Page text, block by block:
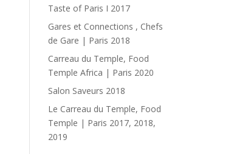
Taste of Paris I 2017
Gares et Connections , Chefs
de Gare | Paris 2018
Carreau du Temple, Food
Temple Africa | Paris 2020
Salon Saveurs 2018
Le Carreau du Temple, Food
Temple | Paris 2017, 2018,
2019